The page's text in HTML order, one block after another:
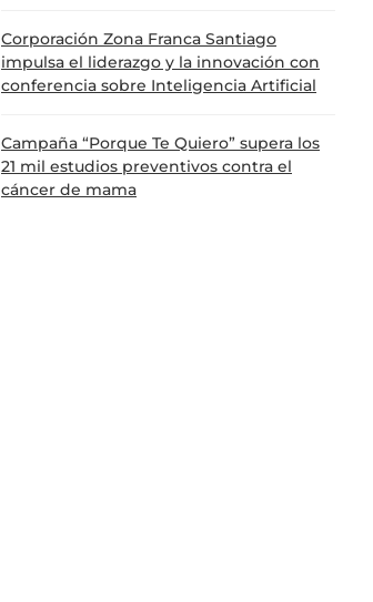
Corporación Zona Franca Santiago
impulsa el liderazgo y la innovación con
conferencia sobre Inteligencia Artificial
Campaña “Porque Te Quiero” supera los
21 mil estudios preventivos contra el
cáncer de mama